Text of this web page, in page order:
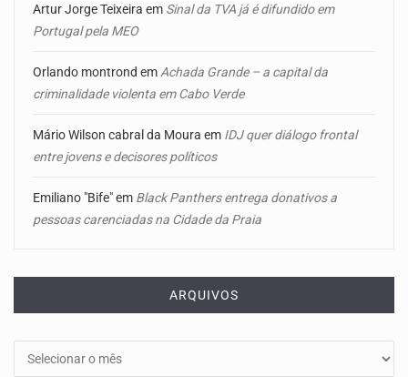
Artur Jorge Teixeira em Sinal da TVA já é difundido em
Portugal pela MEO
Orlando montrond em Achada Grande – a capital da
criminalidade violenta em Cabo Verde
Mário Wilson cabral da Moura em IDJ quer diálogo frontal
entre jovens e decisores políticos
Emiliano "Bife"em Black Panthers entrega donativos a
pessoas carenciadas na Cidade da Praia
ARQUIVOS